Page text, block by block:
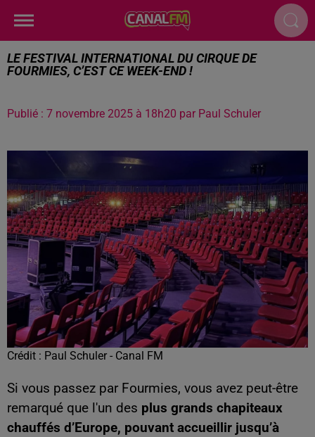
LE FESTIVAL INTERNATIONAL DU CIRQUE DE
FOURMIES, C’EST CE WEEK-END !
Publié : 7 novembre 2025 à 18h20 par Paul Schuler
Crédit : Paul Schuler - Canal FM
Si vous passez par Fourmies, vous avez peut-être
remarqué que l'un des plus grands chapiteaux
chauffés d’Europe, pouvant accueillir jusqu’à